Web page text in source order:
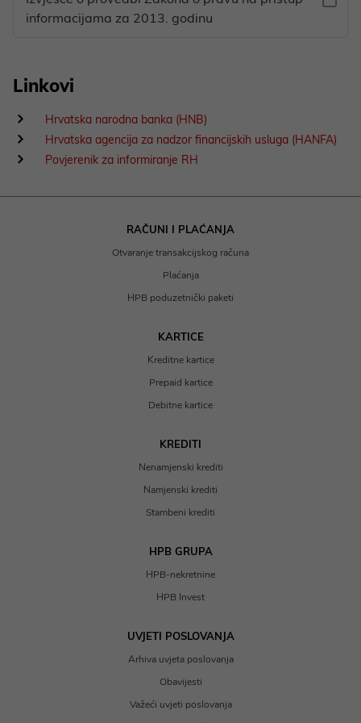
informacijama za 2013. godinu
Linkovi
Hrvatska narodna banka (HNB)
Hrvatska agencija za nadzor financijskih usluga (HANFA)
Povjerenik za informiranje RH
RAČUNI I PLAĆANJA
Otvaranje transakcijskog računa
Plaćanja
HPB poduzetnički paketi
KARTICE
Kreditne kartice
Prepaid kartice
Debitne kartice
KREDITI
Nenamjenski krediti
Namjenski krediti
Stambeni krediti
HPB GRUPA
HPB-nekretnine
HPB Invest
UVJETI POSLOVANJA
Arhiva uvjeta poslovanja
Obavijesti
Važeći uvjeti poslovanja